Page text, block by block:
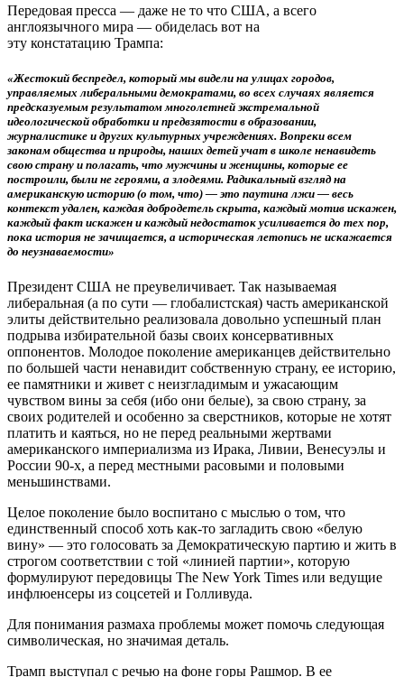
Передовая пресса — даже не то что США, а всего
англоязычного мира — обиделась вот на
эту констатацию Трампа:
«Жестокий беспредел, который мы видели на улицах городов,
управляемых либеральными демократами, во всех случаях является
предсказуемым результатом многолетней экстремальной
идеологической обработки и предвзятости в образовании,
журналистике и других культурных учреждениях. Вопреки всем
законам общества и природы, наших детей учат в школе ненавидеть
свою страну и полагать, что мужчины и женщины, которые ее
построили, были не героями, а злодеями. Радикальный взгляд на
американскую историю (о том, что) — это паутина лжи — весь
контекст удален, каждая добродетель скрыта, каждый мотив искажен,
каждый факт искажен и каждый недостаток усиливается до тех пор,
пока история не зачищается, а историческая летопись не искажается
до неузнаваемости»
Президент США не преувеличивает. Так называемая
либеральная (а по сути — глобалистская) часть американской
элиты действительно реализовала довольно успешный план
подрыва избирательной базы своих консервативных
оппонентов. Молодое поколение американцев действительно
по большей части ненавидит собственную страну, ее историю,
ее памятники и живет с неизгладимым и ужасающим
чувством вины за себя (ибо они белые), за свою страну, за
своих родителей и особенно за сверстников, которые не хотят
платить и каяться, но не перед реальными жертвами
американского империализма из Ирака, Ливии, Венесуэлы и
России 90-х, а перед местными расовыми и половыми
меньшинствами.
Целое поколение было воспитано с мыслью о том, что
единственный способ хоть как-то загладить свою «белую
вину» — это голосовать за Демократическую партию и жить в
строгом соответствии с той «линией партии», которую
формулируют передовицы The New York Times или ведущие
инфлюенсеры из соцсетей и Голливуда.
Для понимания размаха проблемы может помочь следующая
символическая, но значимая деталь.
Трамп выступал с речью на фоне горы Рашмор. В ее